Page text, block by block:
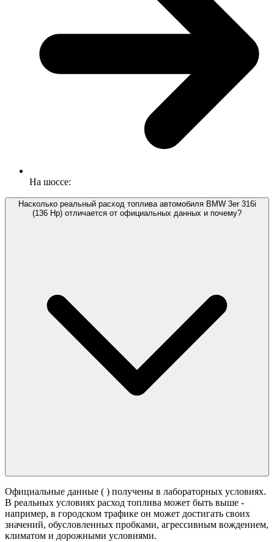
На шоссе:
Насколько реальный расход топлива автомобиля BMW 3er 316i
(136 Hp) отличается от официальных данных и почему?
Официальные данные ( ) получены в лабораторных условиях.
В реальных условиях расход топлива может быть выше -
например, в городском трафике он может достигать своих
значений, обусловленных пробками, агрессивным вождением,
климатом и дорожными условиями.